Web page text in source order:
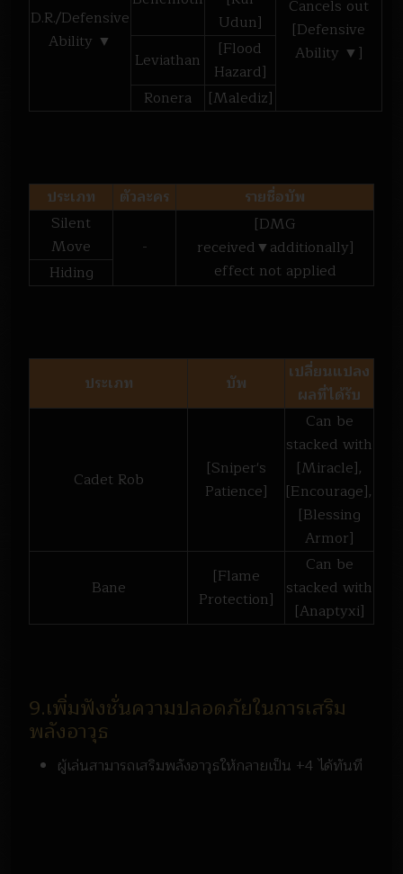
D.R./Defensive
Ability ▼
Udun]
Cancels out
[Defensive
Ability ▼]
Leviathan
[Flood
Hazard]
Ronera
[Malediz]
ประเภท ตัวละคร
รายชื่อบัพ
Silent
Move
-
[DMG
received▼additionally]
effect not applied
Hiding
ประเภท บัพ
เปลี่ยนแปลง
ผลที่ได้รับ
Cadet Rob
[Sniper's
Patience]
Can be
stacked with
[Miracle],
[Encourage],
[Blessing
Armor]
Bane
[Flame
Protection]
Can be
stacked with
[Anaptyxi]
9.เพิ่มฟังชั่นความปลอดภัยในการเสริม
พลังอาวุธ
ผู้เล่นสามารถเสริมพลังอาวุธให้กลายเป็น +4 ได้ทันที